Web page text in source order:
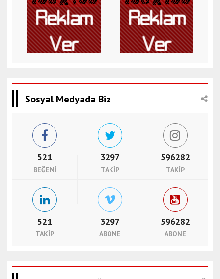
Sosyal Medyada Biz
521
BEĞENI
3297
TAKIP
596282
TAKIP
521
TAKIP
3297
ABONE
596282
ABONE